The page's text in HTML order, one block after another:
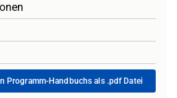
Programm-Handbuchs als .pdf Datei